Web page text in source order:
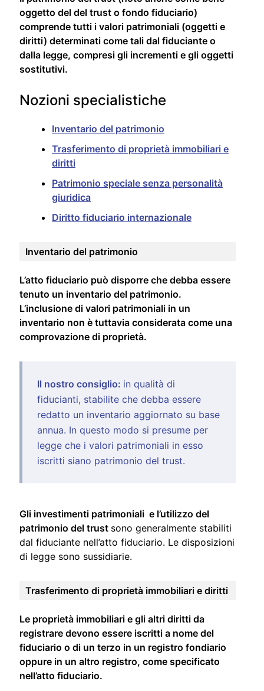
oggetto del del trust o fondo fiduciario)
comprende tutti i valori patrimoniali (oggetti e
diritti) determinati come tali dal fiduciante o
dalla legge, compresi gli incrementi e gli oggetti
sostitutivi.
Nozioni specialistiche
Inventario del patrimonio
Trasferimento di proprietà immobiliari e
diritti
Patrimonio speciale senza personalità
giuridica
Diritto fiduciario internazionale
Inventario del patrimonio
L’atto fiduciario può disporre che debba essere
tenuto un inventario del patrimonio.
L’inclusione di valori patrimoniali in un
inventario non è tuttavia considerata come una
comprovazione di proprietà.
Il nostro consiglio: in qualità di
fiducianti, stabilite che debba essere
redatto un inventario aggiornato su base
annua. In questo modo si presume per
legge che i valori patrimoniali in esso
iscritti siano patrimonio del trust.
Gli investimenti patrimoniali e l’utilizzo del
patrimonio del trust sono generalmente stabiliti
dal fiduciante nell’atto fiduciario. Le disposizioni
di legge sono sussidiarie.
Trasferimento di proprietà immobiliari e diritti
Le proprietà immobiliari e gli altri diritti da
registrare devono essere iscritti a nome del
fiduciario o di un terzo in un registro fondiario
oppure in un altro registro, come specificato
nell’atto fiduciario.